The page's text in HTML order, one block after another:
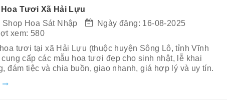
Tươi Xã Hải Lựu
Shop Hoa Sát Nhập
Ngày đăng: 16-08-2025
xem: 580
tươi tại xã Hải Lựu (thuộc huyện Sông Lô, tỉnh Vĩnh
cung cấp các mẫu hoa tươi đẹp cho sinh nhật, lễ khai
đám tiệc và chia buồn, giao nhanh, giá hợp lý và uy tín.